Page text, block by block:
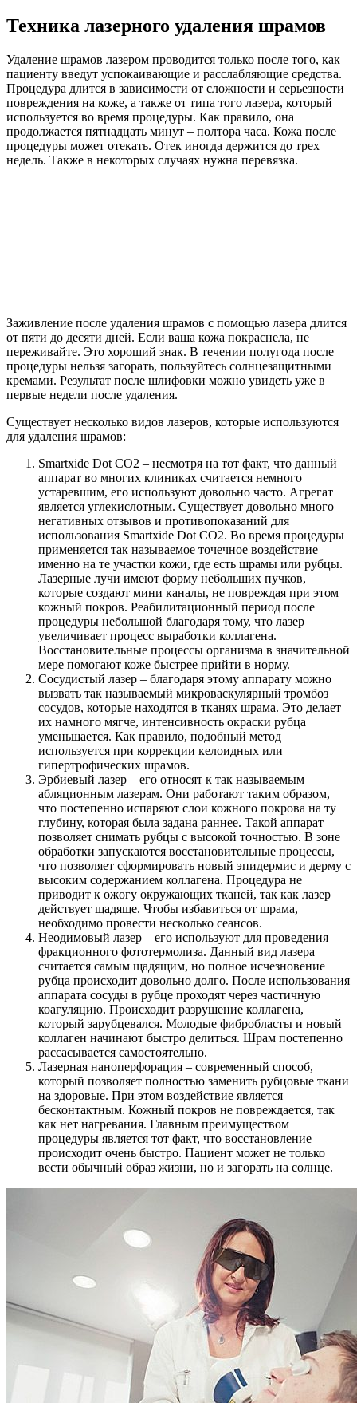
Техника лазерного удаления шрамов
Удаление шрамов лазером проводится только после того, как
пациенту введут успокаивающие и расслабляющие средства.
Процедура длится в зависимости от сложности и серьезности
повреждения на коже, а также от типа того лазера, который
используется во время процедуры. Как правило, она
продолжается пятнадцать минут – полтора часа. Кожа после
процедуры может отекать. Отек иногда держится до трех
недель. Также в некоторых случаях нужна перевязка.
Заживление после удаления шрамов с помощью лазера длится
от пяти до десяти дней. Если ваша кожа покраснела, не
переживайте. Это хороший знак. В течении полугода после
процедуры нельзя загорать, пользуйтесь солнцезащитными
кремами. Результат после шлифовки можно увидеть уже в
первые недели после удаления.
Существует несколько видов лазеров, которые используются
для удаления шрамов:
Smartxide Dot CO2 – несмотря на тот факт, что данный
аппарат во многих клиниках считается немного
устаревшим, его используют довольно часто. Агрегат
является углекислотным. Существует довольно много
негативных отзывов и противопоказаний для
использования Smartxide Dot CO2. Во время процедуры
применяется так называемое точечное воздействие
именно на те участки кожи, где есть шрамы или рубцы.
Лазерные лучи имеют форму небольших пучков,
которые создают мини каналы, не повреждая при этом
кожный покров. Реабилитационный период после
процедуры небольшой благодаря тому, что лазер
увеличивает процесс выработки коллагена.
Восстановительные процессы организма в значительной
мере помогают коже быстрее прийти в норму.
Сосудистый лазер – благодаря этому аппарату можно
вызвать так называемый микроваскулярный тромбоз
сосудов, которые находятся в тканях шрама. Это делает
их намного мягче, интенсивность окраски рубца
уменьшается. Как правило, подобный метод
используется при коррекции келоидных или
гипертрофических шрамов.
Эрбиевый лазер – его относят к так называемым
абляционным лазерам. Они работают таким образом,
что постепенно испаряют слои кожного покрова на ту
глубину, которая была задана раннее. Такой аппарат
позволяет снимать рубцы с высокой точностью. В зоне
обработки запускаются восстановительные процессы,
что позволяет сформировать новый эпидермис и дерму с
высоким содержанием коллагена. Процедура не
приводит к ожогу окружающих тканей, так как лазер
действует щадяще. Чтобы избавиться от шрама,
необходимо провести несколько сеансов.
Неодимовый лазер – его используют для проведения
фракционного фототермолиза. Данный вид лазера
считается самым щадящим, но полное исчезновение
рубца происходит довольно долго. После использования
аппарата сосуды в рубце проходят через частичную
коагуляцию. Происходит разрушение коллагена,
который зарубцевался. Молодые фибробласты и новый
коллаген начинают быстро делиться. Шрам постепенно
рассасывается самостоятельно.
Лазерная наноперфорация – современный способ,
который позволяет полностью заменить рубцовые ткани
на здоровые. При этом воздействие является
бесконтактным. Кожный покров не повреждается, так
как нет нагревания. Главным преимуществом
процедуры является тот факт, что восстановление
происходит очень быстро. Пациент может не только
вести обычный образ жизни, но и загорать на солнце.